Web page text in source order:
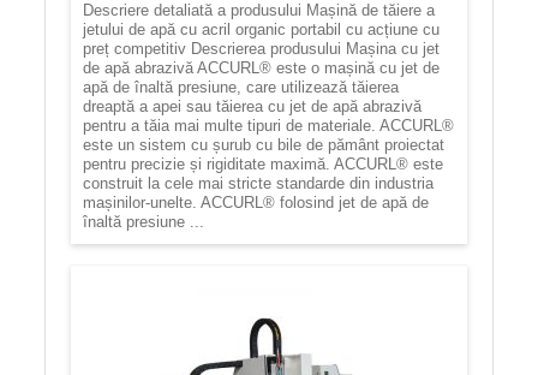
Descriere detaliată a produsului Mașină de tăiere a
jetului de apă cu acril organic portabil cu acțiune cu
preț competitiv Descrierea produsului Mașina cu jet
de apă abrazivă ACCURL® este o mașină cu jet de
apă de înaltă presiune, care utilizează tăierea
dreaptă a apei sau tăierea cu jet de apă abrazivă
pentru a tăia mai multe tipuri de materiale. ACCURL®
este un sistem cu șurub cu bile de pământ proiectat
pentru precizie și rigiditate maximă. ACCURL® este
construit la cele mai stricte standarde din industria
mașinilor-unelte. ACCURL® folosind jet de apă de
înaltă presiune ...